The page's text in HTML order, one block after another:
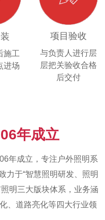
施工
进场
项目验收
与负责人进行层
层把关验收合格
后交付
年成立
年成立，专注户外照明系
力于“智慧照明研发、照明
明三大版块体系，业务涵
、道路亮化等四大行业领